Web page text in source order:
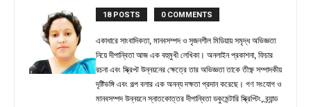
18 POSTS 0 COMMENTS
একাধারে সাংবাদিকতা, মানবসম্পদ ও সৃজনশীল মিডিয়ায় সমৃদ্ধ অভিজ্ঞতা
নিয়ে দীপান্বিতা আজ এক বহুমুখী লেখিকা। অনলাইন প্রকাশনা, ফিচার
রচনা এবং স্ক্রিপ্ট উন্নয়নের ক্ষেত্রে তার অভিজ্ঞতা তাকে তীক্ষ্ণ সম্পাদকীয়
দৃষ্টিভঙ্গি এবং গল্প বলার এক অনন্য দক্ষতা প্রদান করেছে। গণ সংযোগ ও
মানবসম্পদ উন্নয়নে স্নাতকোত্তর দীপান্বিতা ডকুমেন্টারি স্ক্রিপ্টিং, ব্র্যান্ড